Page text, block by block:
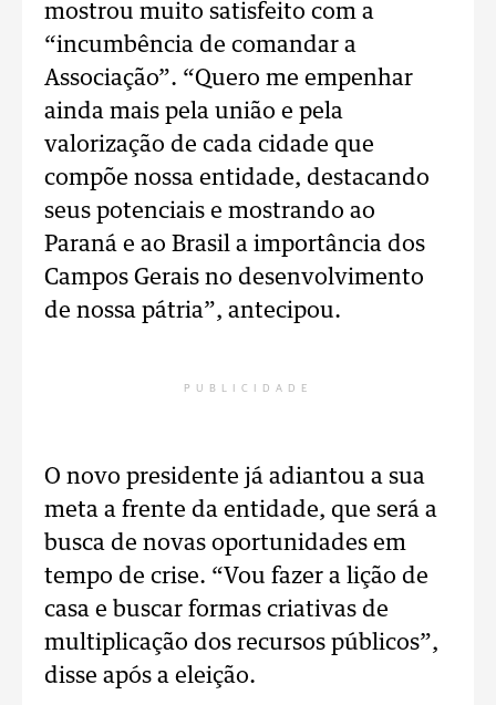
mostrou muito satisfeito com a
“incumbência de comandar a
Associação”. “Quero me empenhar
ainda mais pela união e pela
valorização de cada cidade que
compõe nossa entidade, destacando
seus potenciais e mostrando ao
Paraná e ao Brasil a importância dos
Campos Gerais no desenvolvimento
de nossa pátria”, antecipou.
PUBLICIDADE
O novo presidente já adiantou a sua
meta a frente da entidade, que será a
busca de novas oportunidades em
tempo de crise. “Vou fazer a lição de
casa e buscar formas criativas de
multiplicação dos recursos públicos”,
disse após a eleição.